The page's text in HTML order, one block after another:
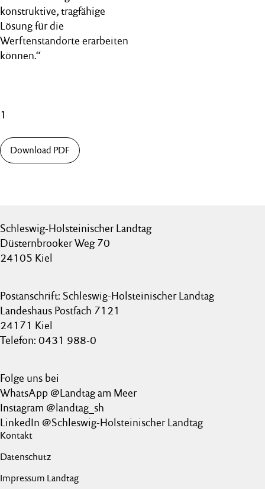
konstruktive, tragfähige
Lösung für die
Werftenstandorte erarbeiten
können.“
1
Download PDF
Schleswig-Holsteinischer Landtag
Düsternbrooker Weg 70
24105 Kiel
Postanschrift: Schleswig-Holsteinischer Landtag
Landeshaus Postfach 7121
24171 Kiel
Telefon: 0431 988-0
Folge uns bei
WhatsApp @Landtag am Meer
Instagram @landtag_sh
LinkedIn @Schleswig-Holsteinischer Landtag
Kontakt
Datenschutz
Impressum Landtag